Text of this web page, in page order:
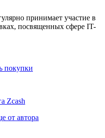
принимает участие в
посвященных сфере IT-
покупки
Zcash
от автора